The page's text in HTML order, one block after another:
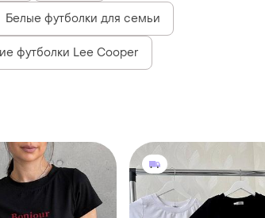
Белые футболки для семьи
футболки Lee Cooper